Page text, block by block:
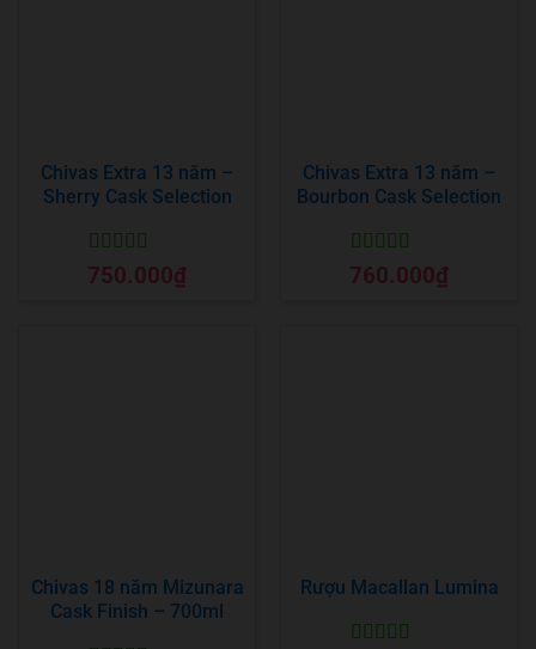
Chivas Extra 13 năm –
Sherry Cask Selection
Được xếp
hạng55 sao
750.000₫
Chivas Extra 13 năm –
Bourbon Cask Selection
Được xếp
hạng55 sao
760.000₫
Chivas 18 năm Mizunara
Cask Finish – 700ml
Rượu Macallan Lumina